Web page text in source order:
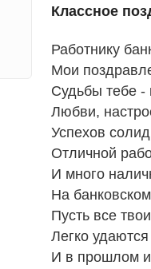
Классное
Работнику
Мои
Судьбы тебе -
Любви,
Успехов
Отличной
И много
На
Пусть все
Легко удаются
И в прошлом